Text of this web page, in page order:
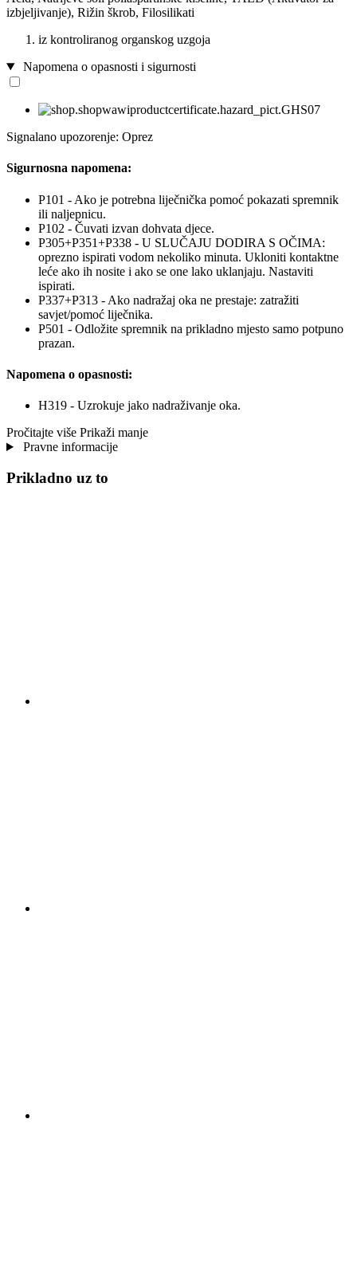
izbjeljivanje), Rižin škrob, Filosilikati
iz kontroliranog organskog uzgoja
Napomena o opasnosti i sigurnosti
Signalano upozorenje: Oprez
Sigurnosna napomena:
P101 - Ako je potrebna liječnička pomoć pokazati spremnik
ili naljepnicu.
P102 - Čuvati izvan dohvata djece.
P305+P351+P338 - U SLUČAJU DODIRA S OČIMA:
oprezno ispirati vodom nekoliko minuta. Ukloniti kontaktne
leće ako ih nosite i ako se one lako uklanjaju. Nastaviti
ispirati.
P337+P313 - Ako nadražaj oka ne prestaje: zatražiti
savjet/pomoć liječnika.
P501 - Odložite spremnik na prikladno mjesto samo potpuno
prazan.
Napomena o opasnosti:
H319 - Uzrokuje jako nadraživanje oka.
Pročitajte više Prikaži manje
Pravne informacije
Prikladno uz to